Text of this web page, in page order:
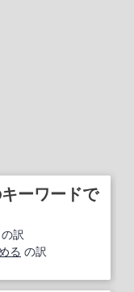
ーワードで
の訳
る の訳